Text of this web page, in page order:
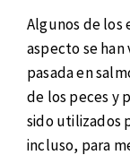
Algunos de los
aspecto se
pasada en
de los peces y
sido utilizados
incluso, para